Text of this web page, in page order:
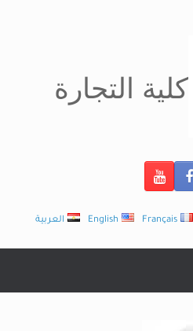
كلية التجارة
العربية English Français